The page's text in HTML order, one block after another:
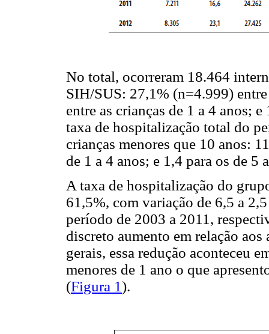
No total, ocorreram 18.464
SIH/SUS: 27,1% (n=4.999)
entre as crianças de 1 a 4 anos;
taxa de hospitalização total do
crianças menores que 10 anos:
de 1 a 4 anos; e 1,4 para os de 5
A taxa de hospitalização do
61,5%, com variação de 6,5 a
período de 2003 a 2011,
discreto aumento em relação
gerais, essa redução aconteceu
menores de 1 ano o que
(Figura 1).